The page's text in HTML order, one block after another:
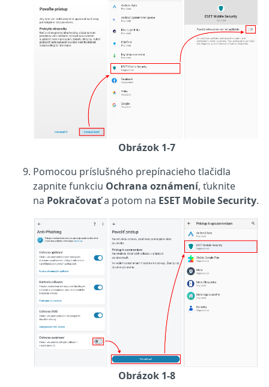
Obrázok 1-7
Pomocou príslušného prepínacieho tlačidla
zapnite funkciu Ochrana oznámení, ťuknite
na Pokračovaťa potom na ESET Mobile Security.
Obrázok 1-8